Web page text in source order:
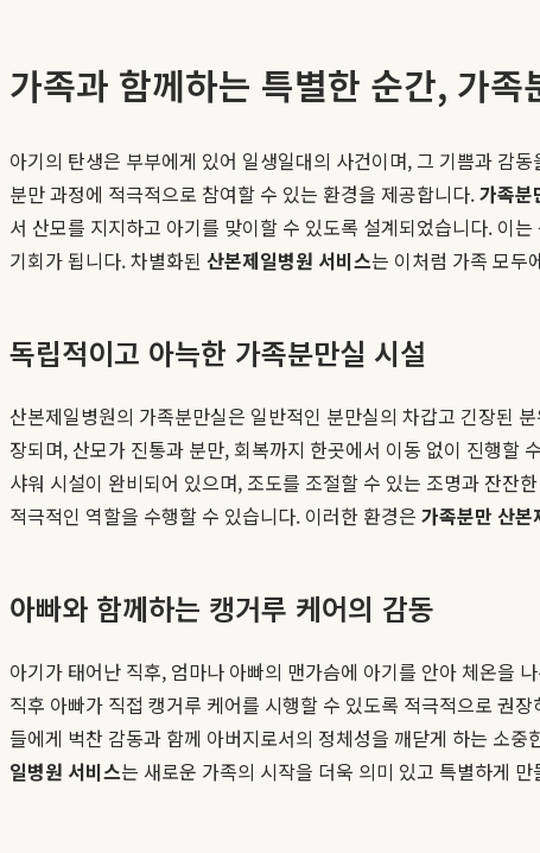
가족과 함께하는 특별한 순간, 가족
아기의 탄생은 부부에게 있어 일생일대의 사건이며, 그 기쁨과 감
분만 과정에 적극적으로 참여할 수 있는 환경을 제공합니다.가족분
서 산모를 지지하고 아기를 맞이할 수 있도록 설계되었습니다. 이
기회가 됩니다. 차별화된 산본제일병원 서비스는 이처럼 가족 모두
독립적이고 아늑한 가족분만실 시설
산본제일병원의 가족분만실은 일반적인 분만실의 차갑고 긴장된
장되며, 산모가 진통과 분만, 회복까지 한곳에서 이동 없이 진행
샤워 시설이 완비되어 있으며, 조도를 조절할 수 있는 조명과 잔잔
적극적인 역할을 수행할 수 있습니다. 이러한 환경은 가족분만 산본
아빠와 함께하는 캥거루 케어의 감동
아기가 태어난 직후, 엄마나 아빠의 맨가슴에 아기를 안아 체온을
직후 아빠가 직접 캥거루 케어를 시행할 수 있도록 적극적으로 권
들에게 벅찬 감동과 함께 아버지로서의 정체성을 깨닫게 하는 소
일병원 서비스는 새로운 가족의 시작을 더욱 의미 있고 특별하게 만